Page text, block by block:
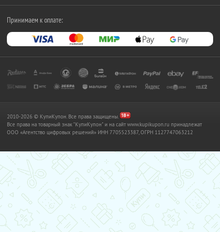
Принимаем к оплате:
2010-2026 © КупиКупон. Все права защищены.
Все права на товарный знак "КупиКупон" и на сайт www.kupikupon.ru принадлежат
OOO «Агентство цифровых решений» ИНН 7705523387, ОГРН 1127747063212